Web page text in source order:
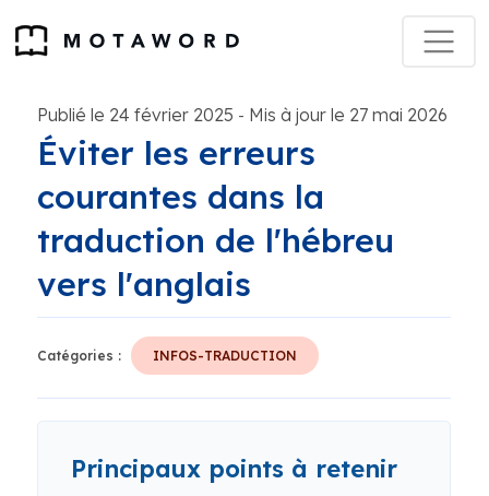
Publié le 24 février 2025 - Mis à jour le 27 mai 2026
Éviter les erreurs
courantes dans la
traduction de l'hébreu
vers l'anglais
Catégories : INFOS-TRADUCTION
Principaux points à retenir